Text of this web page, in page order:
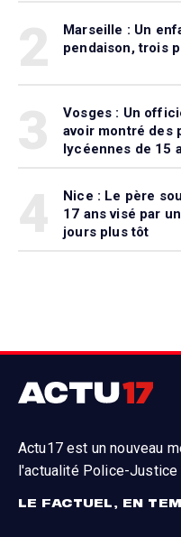
Marseille : Un
pendaison, trois
Vosges : Un
avoir montré des
lycéennes de 15
Nice : Le père
17 ans visé par
jours plus tôt
Actu17 est un nouveau
l'actualité Police-Justice
LE FACTUEL, EN